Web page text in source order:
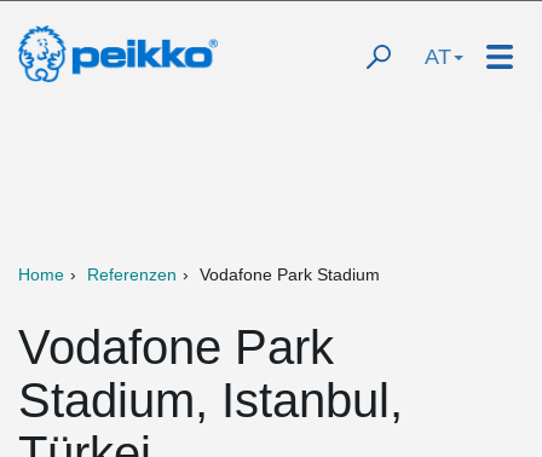
AT
Home Referenzen Vodafone Park Stadium
Vodafone Park
Stadium, Istanbul,